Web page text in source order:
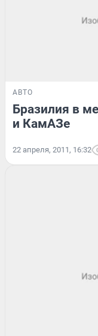
АВТО
Бразилия в
и КамАЗе
22 апреля, 2011, 16:32